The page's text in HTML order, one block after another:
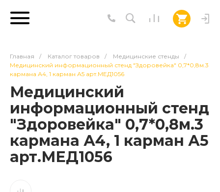
Главная / Каталог товаров / Медицинские стенды
/
Медицинский информационный стенд "Здоровейка" 0,7*0,8м.3
кармана А4, 1 карман А5 арт.МЕД1056
Медицинский
информационный стенд
"Здоровейка" 0,7*0,8м.3
кармана А4, 1 карман А5
арт.МЕД1056